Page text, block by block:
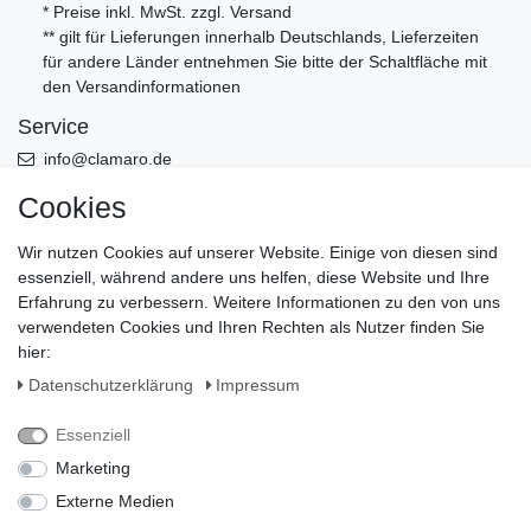
* Preise inkl. MwSt. zzgl. Versand
** gilt für Lieferungen innerhalb Deutschlands, Lieferzeiten
für andere Länder entnehmen Sie bitte der Schaltfläche mit
den Versandinformationen
Service
info@clamaro.de
+49 (0)5956 - 9892870
Leistung
Versand
Zahlungsmittel
Cookies
Wir nutzen Cookies auf unserer Website. Einige von diesen sind
essenziell, während andere uns helfen, diese Website und Ihre
Erfahrung zu verbessern. Weitere Informationen zu den von uns
verwendeten Cookies und Ihren Rechten als Nutzer finden Sie
hier:
Daten­schutz­erklärung
Impressum
Essenziell
Marketing
Externe Medien